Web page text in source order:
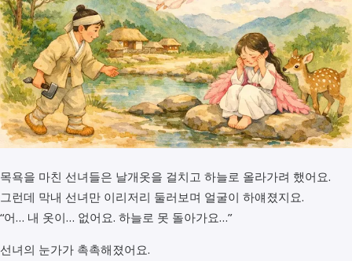
목욕을 마친 선녀들은 날개옷을 걸치고 하늘로 올라가려 했어요.
그런데 막내 선녀만 이리저리 둘러보며 얼굴이 하얘졌지요.
“어… 내 옷이… 없어요. 하늘로 못 돌아가요…”
선녀의 눈가가 촉촉해졌어요.